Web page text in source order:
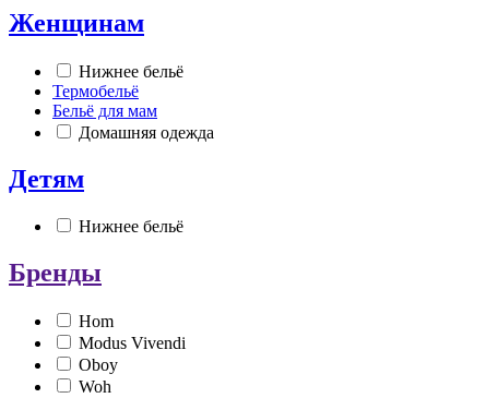
Женщинам
Нижнее бельё
Термобельё
Бельё для мам
Домашняя одежда
Детям
Нижнее бельё
Бренды
Hom
Modus Vivendi
Oboy
Woh